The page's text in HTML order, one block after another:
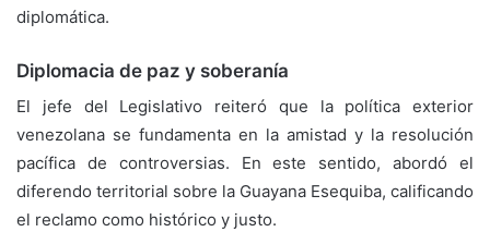
diplomática.
Diplomacia de paz y soberanía
El jefe del Legislativo reiteró que la política exterior
venezolana se fundamenta en la amistad y la resolución
pacífica de controversias. En este sentido, abordó el
diferendo territorial sobre la Guayana Esequiba, calificando
el reclamo como histórico y justo.